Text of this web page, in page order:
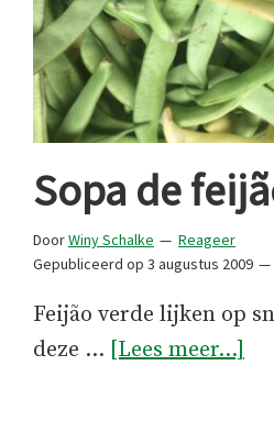
Sopa de
DoorWiny Schalke
Reageer
Gepubliceerd op 3 augustus 2009
Feijão verde lijken op
deze … [Lees meer...]